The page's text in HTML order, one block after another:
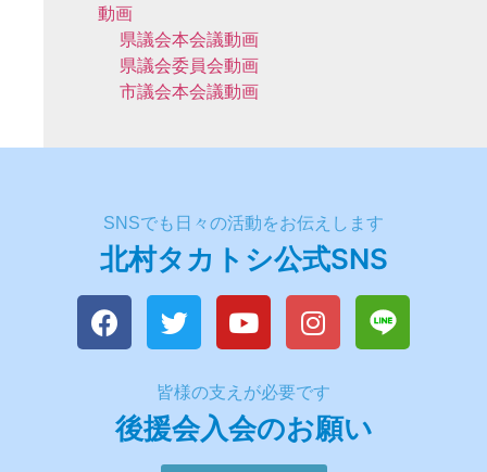
動画
県議会本会議動画
県議会委員会動画
市議会本会議動画
北村タカトシ公式SNS
SNSでも日々の活動をお伝えします
後援会入会のお願い
皆様の支えが必要です